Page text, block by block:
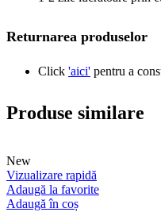
Returnarea produselor
Click 'aici' pentru a
Produse similare
New
Vizualizare rapidă
Adaugă la favorite
Adaugă în coș